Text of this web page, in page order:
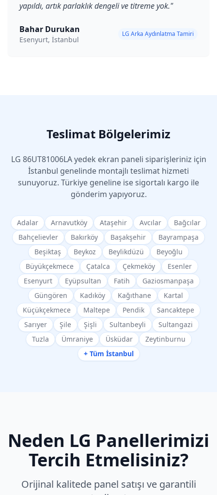
yapıldı, artık parlaklık dengeli ve titreme yok."
Bahar Durukan
Esenyurt, İstanbul
LG Arka Aydınlatma Tamiri
Teslimat Bölgelerimiz
LG 86UT81006LAyedek ekran paneli siparişleriniz için
İstanbul genelinde montajlı teslimat hizmeti
sunuyoruz. Türkiye geneline ise sigortalı kargo ile
gönderim yapıyoruz.
Adalar Arnavutköy Ataşehir Avcılar
Bağcılar
Bahçelievler
Bakırköy Başakşehir
Bayrampaşa
Beşiktaş
Beykoz Beylikdüzü
Beyoğlu
Büyükçekmece
Çatalca Çekmeköy
Esenler
Esenyurt
Eyüpsultan Fatih
Gaziosmanpaşa
Güngören
Kadıköy Kağıthane
Kartal
Küçükçekmece
Maltepe Pendik
Sancaktepe
Sarıyer
Şile Şişli Sultanbeyli
Sultangazi
Tuzla
Ümraniye Üsküdar
Zeytinburnu
+ Tüm İstanbul
Neden LG Panellerimizi
Tercih Etmelisiniz?
Orijinal kalitede panel satışı ve garantili